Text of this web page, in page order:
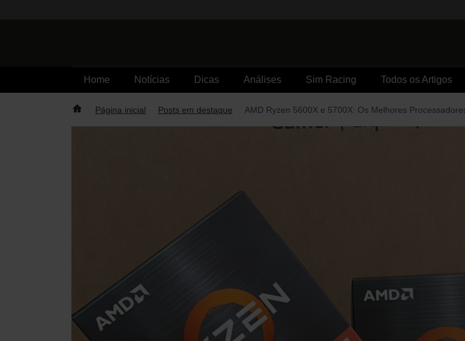
Home Notícias Dicas Análises Sim Racing Todos os Artigos
Página inicial Posts em destaque AMD Ryzen 5600X e 5700X: Os Melhores